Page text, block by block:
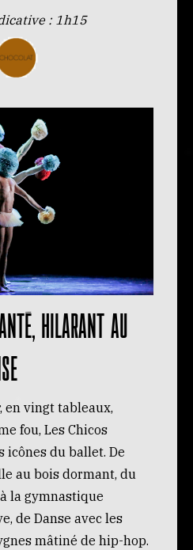
: 1h15
hilarant au
en vingt tableaux,
fou, Les Chicos
icônes du ballet. De
au bois dormant, du
la gymnastique
de Danse avec les
mâtiné de hip-hop.